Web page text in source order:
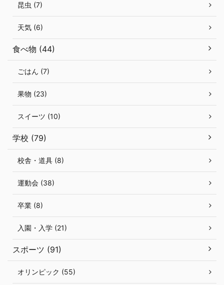
昆虫 (7)
天気 (6)
食べ物 (44)
ごはん (7)
果物 (23)
スイーツ (10)
学校 (79)
校舎・道具 (8)
運動会 (38)
卒業 (8)
入園・入学 (21)
スポーツ (91)
オリンピック (55)